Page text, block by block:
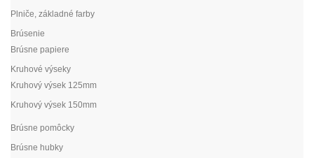
Plniče, základné farby
Brúsenie
Brúsne papiere
Kruhové výseky
Kruhový výsek 125mm
Kruhový výsek 150mm
Brúsne pomôcky
Brúsne hubky